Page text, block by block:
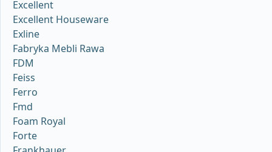
Excellent
Excellent Houseware
Exline
Fabryka Mebli Rawa
FDM
Feiss
Ferro
Fmd
Foam Royal
Forte